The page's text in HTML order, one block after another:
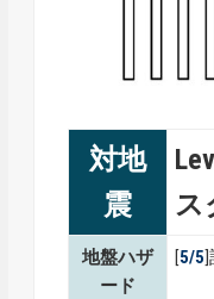
対地
震
ス
地盤ハザ
ード
[5/5]